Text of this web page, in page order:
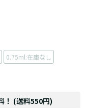
0.75ml:在庫なし
！ (送料550円)